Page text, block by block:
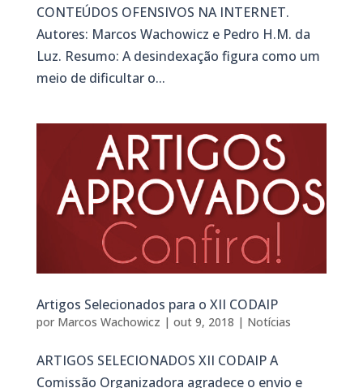
CONTEÚDOS OFENSIVOS NA INTERNET.
Autores: Marcos Wachowicz e Pedro H.M. da
Luz. Resumo: A desindexação figura como um
meio de dificultar o...
Artigos Selecionados para o XII CODAIP
por Marcos Wachowicz | out 9, 2018 | Notícias
ARTIGOS SELECIONADOS XII CODAIP A
Comissão Organizadora agradece o envio e